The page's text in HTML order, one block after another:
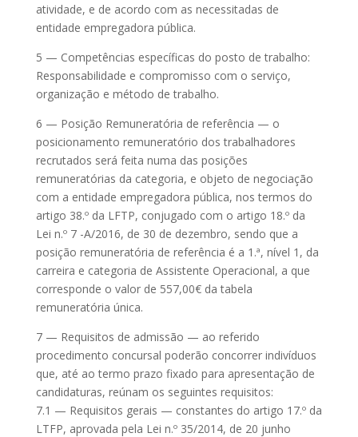
atividade, e de acordo com as necessitadas de
entidade empregadora pública.
5 — Competências específicas do posto de trabalho:
Responsabilidade e compromisso com o serviço,
organização e método de trabalho.
6 — Posição Remuneratória de referência — o
posicionamento remuneratório dos trabalhadores
recrutados será feita numa das posições
remuneratórias da categoria, e objeto de negociação
com a entidade empregadora pública, nos termos do
artigo 38.º da LFTP, conjugado com o artigo 18.º da
Lei n.º 7 -A/2016, de 30 de dezembro, sendo que a
posição remuneratória de referência é a 1.ª, nível 1, da
carreira e categoria de Assistente Operacional, a que
corresponde o valor de 557,00€ da tabela
remuneratória única.
7 — Requisitos de admissão — ao referido
procedimento concursal poderão concorrer indivíduos
que, até ao termo prazo fixado para apresentação de
candidaturas, reúnam os seguintes requisitos:
7.1 — Requisitos gerais — constantes do artigo 17.º da
LTFP, aprovada pela Lei n.º 35/2014, de 20 junho